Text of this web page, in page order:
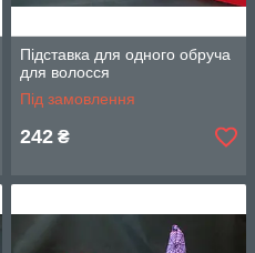
Підставка для одного обруча
для волосся
Під замовлення
242 ₴